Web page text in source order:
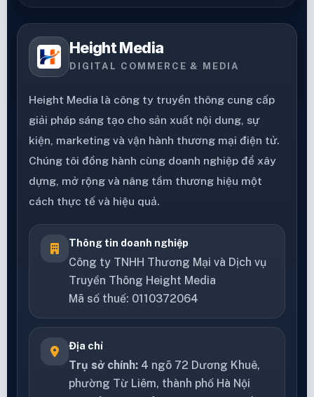
Height Media
DIGITAL COMMERCE & MEDIA
Height Media là công ty truyền thông cung cấp
giải pháp sáng tạo cho sản xuất nội dung, sự
kiện, marketing và vận hành thương mại điện tử.
Chúng tôi đồng hành cùng doanh nghiệp để xây
dựng, mở rộng và nâng tầm thương hiệu một
cách thực tế và hiệu quả.
Thông tin doanh nghiệp
Công ty TNHH Thương Mại và Dịch vụ
Truyền Thông Height Media
Mã số thuế: 0110372064
Địa chỉ
Trụ sở chính: 4 ngõ 72 Dương Khuê,
phường Từ Liêm, thành phố Hà Nội